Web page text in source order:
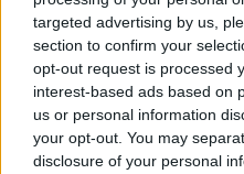
targeted advertising by us,
section to confirm your
opt-out request is processed
interest-based ads based on
us or personal information
your opt-out. You may
disclosure of your personal